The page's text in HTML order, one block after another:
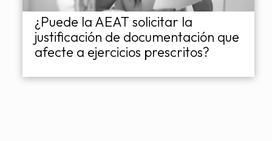
¿Puede la AEAT solicitar la
justificación de documentación que
afecte a ejercicios prescritos?